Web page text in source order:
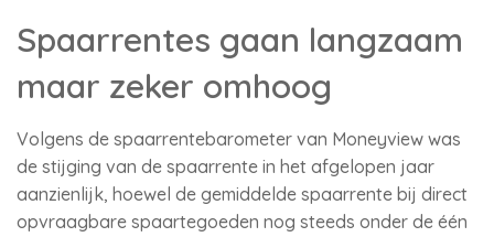
Spaarrentes gaan langzaam
maar zeker omhoog
Volgens de spaarrentebarometer van Moneyview was
de stijging van de spaarrente in het afgelopen jaar
aanzienlijk, hoewel de gemiddelde spaarrente bij direct
opvraagbare spaartegoeden nog steeds onder de één